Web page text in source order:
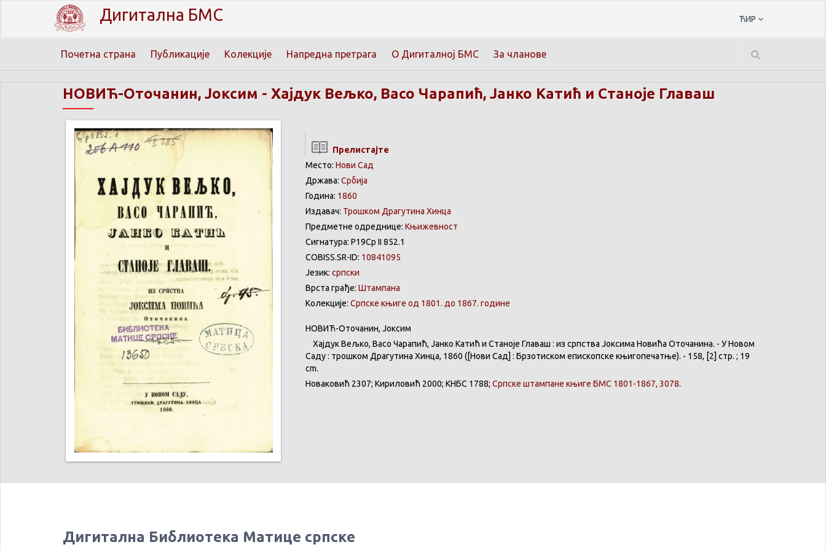
Дигитална БМС ЋИР
Почетна страна Публикације Колекције Напредна претрага О Дигиталној БМС За чланове
НОВИЋ-Оточанин, Јоксим - Хајдук Вељко, Васо Чарапић, Јанко Катић и Станоје Главаш
Прелистајте
Место: Нови Сад
Држава: Србија
Година: 1860
Издавач: Трошком Драгутина Хинца
Предметне одреднице: Књижевност
Сигнатура: Р19Ср II 852.1
COBISS.SR-ID: 10841095
Језик: српски
Врста грађе: Штампана
Колекције: Српске књиге од 1801. до 1867. године
НОВИЋ-Оточанин, Јоксим
Хајдук Вељко, Васо Чарапић, Јанко Катић и Станоје Главаш : из српства Јоксима Новића Оточанина. - У Новом
Саду : трошком Драгутина Хинца, 1860 ([Нови Сад] : Брзотиском епископске књигопечатње). - 158, [2] стр. ; 19
cm.
Новаковић 2307; Кириловић 2000; КНБС 1788; Српске штампане књиге БМС 1801-1867, 3078.
Дигитална Библиотека Матице српске